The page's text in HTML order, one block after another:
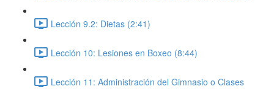
Lección 9.2: Dietas (2:41)
Lección 10: Lesiones en Boxeo (8:44)
Lección 11: Administración del Gimnasio o Clases